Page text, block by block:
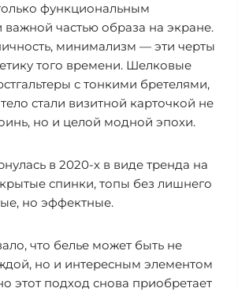
функциональным
частью образа на экране.
минимализм — эти черты
того времени. Шелковые
с тонкими бретелями,
стали визитной карточкой не
но и целой модной эпохи.
в 2020-х в виде тренда на
спинки, топы без лишнего
но эффектные.
что белье может быть не
но и интересным элементом
этот подход снова приобретает